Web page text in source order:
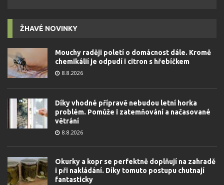
ŽHAVÉ NOVINKY
Mouchy raději poletí o domácnost dále. Kromě
chemikálií je odpudí i citron s hřebíčkem
8.8.2026
Díky vhodné přípravě nebudou letní horka
problém. Pomůže i zatemňování a načasované
větrání
8.8.2026
Okurky a kopr se perfektně doplňují na zahradě
i při nakládání. Díky tomuto postupu chutnají
fantasticky